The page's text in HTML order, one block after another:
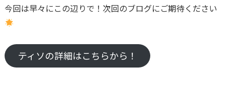
今回は早々にこの辺りで！次回のブログにご期待ください
ティソの詳細はこちらから！